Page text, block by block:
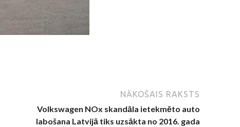
NĀKOŠAIS RAKSTS
Volkswagen NOx skandāla ietekmēto auto
labošana Latvijā tiks uzsākta no 2016. gada